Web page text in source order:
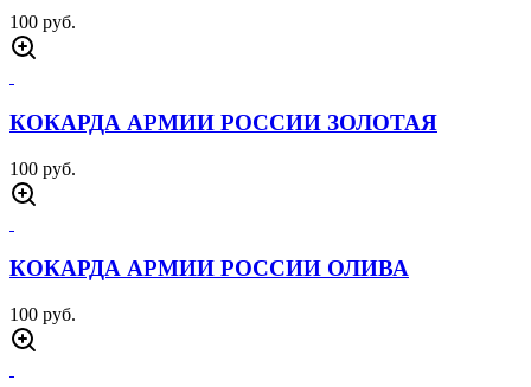
100 руб.
КОКАРДА АРМИИ РОССИИ ЗОЛОТАЯ
100 руб.
КОКАРДА АРМИИ РОССИИ ОЛИВА
100 руб.